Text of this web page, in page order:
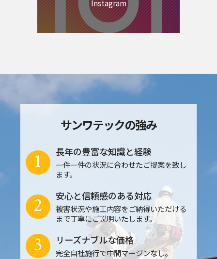
Instagram
サンワテックの強み
長年の豊富な知識と経験
一件一件の状況に合わせたご提案を致し
ます。
1
安心と信頼感のある対応
被害状況や施工内容をご納得いただける
まで丁寧にご説明いたします。
2
リーズナブルな価格
完全自社施行で中間マージンなし。
3